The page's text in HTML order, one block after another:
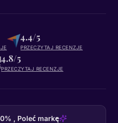
4.4/5
PRZECZYTAJ RECENZJE
4.8/5
PRZECZYTAJ RECENZJE
, Poleć markę